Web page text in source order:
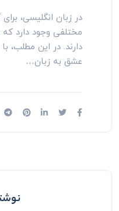
در زبان انگلیسی،
مختلفی وجود دارد
عشق به زبان…